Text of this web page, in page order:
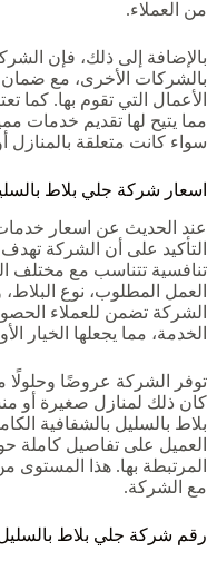
من العملاء.
بالإضافة إلى ذلك، فإن
بالشركات الأخرى، مع
الأعمال التي تقوم بها. كما
مما يتيح لها تقديم خدمات
سواء كانت متعلقة بالمنازل
اسعار شركة جلي بلاط
عند الحديث عن اسعار
التأكيد على أن الشركة
تنافسية تتناسب مع مختلف
العمل المطلوب، نوع
الشركة تضمن للعملاء
الخدمة، مما يجعلها الخيار
توفر الشركة عروضًا وحلولًا
كان ذلك لمنازل صغيرة أو
بلاط بالسليل بالشفافية
العميل على تفاصيل كاملة
المرتبطة بها. هذا المستوى
مع الشركة.
رقم شركة جلي بلاط